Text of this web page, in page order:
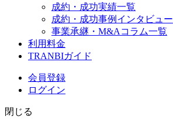
成約・成功実績一覧
成約・成功事例インタビュー
事業承継・M&Aコラム一覧
利用料金
TRANBIガイド
会員登録
ログイン
閉じる